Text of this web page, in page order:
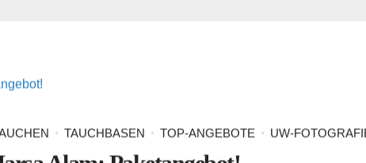
TAUCHBASEN TOP-ANGEBOTE UW-